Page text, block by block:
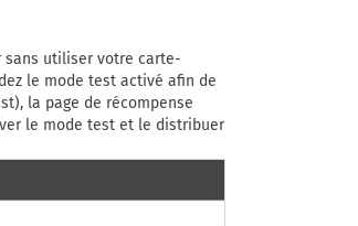
sans utiliser votre carte-
le mode test activé afin de
la page de récompense
le mode test et le distribuer